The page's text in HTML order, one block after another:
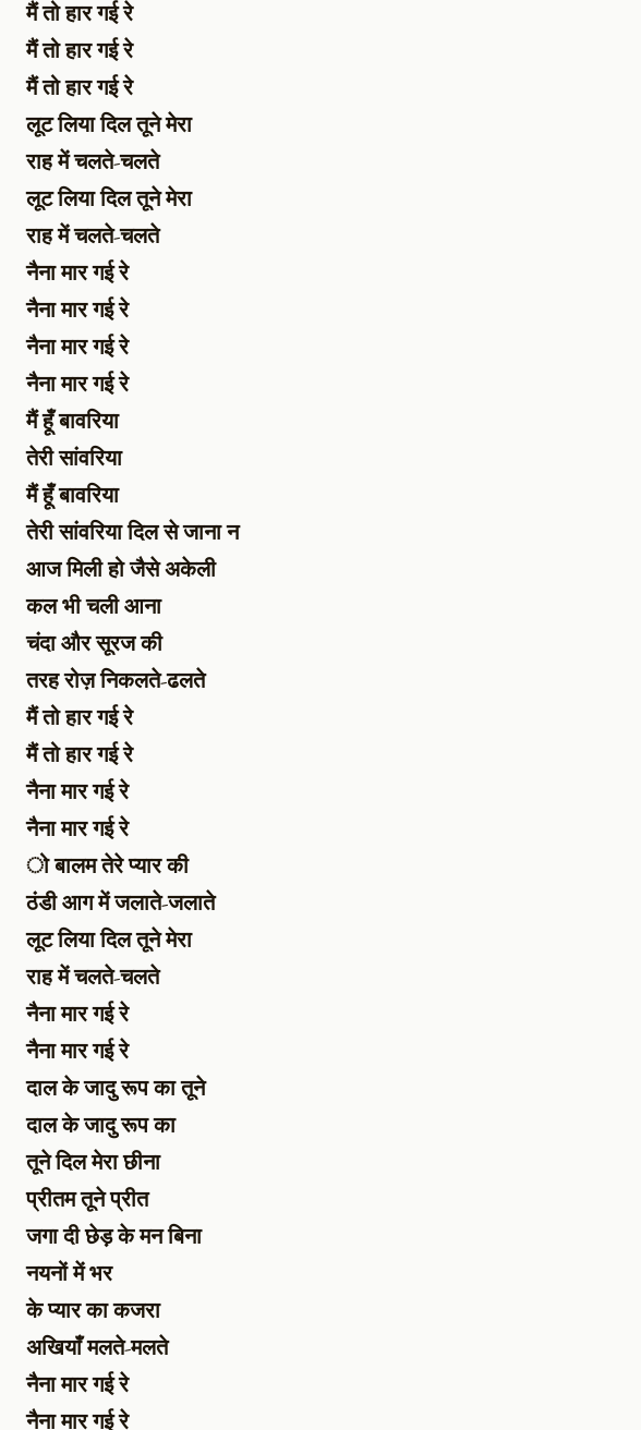
मैं तो हार गई रे
मैं तो हार गई रे
मैं तो हार गई रे
लूट लिया दिल तूने मेरा
राह में चलते-चलते
लूट लिया दिल तूने मेरा
राह में चलते-चलते
नैना मार गई रे
नैना मार गई रे
नैना मार गई रे
नैना मार गई रे
मैं हूँ बावरिया
तेरी सांवरिया
मैं हूँ बावरिया
तेरी सांवरिया दिल से जाना न
आज मिली हो जैसे अकेली
कल भी चली आना
चंदा और सूरज की
तरह रोज़ निकलते-ढलते
मैं तो हार गई रे
मैं तो हार गई रे
नैना मार गई रे
नैना मार गई रे
ो बालम तेरे प्यार की
ठंडी आग में जलाते-जलाते
लूट लिया दिल तूने मेरा
राह में चलते-चलते
नैना मार गई रे
नैना मार गई रे
दाल के जादु रूप का तूने
दाल के जादु रूप का
तूने दिल मेरा छीना
प्रीतम तूने प्रीत
जगा दी छेड़ के मन बिना
नयनों में भर
के प्यार का कजरा
अखियाँ मलते-मलते
नैना मार गई रे
नैना मार गई रे